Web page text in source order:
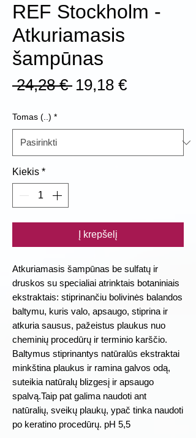
REF Stockholm -
Atkuriamasis
šampūnas
24,28 € Įprastinė
19,18 €Pardavimo
Tomas (..) *
Kiekis *
Į krepšelį
Atkuriamasis šampūnas be sulfatų ir
druskos su specialiai atrinktais botaniniais
ekstraktais: stiprinančiu bolivinės balandos
baltymu, kuris valo, apsaugo, stiprina ir
atkuria sausus, pažeistus plaukus nuo
cheminių procedūrų ir terminio karščio.
Baltymus stiprinantys natūralūs ekstraktai
minkština plaukus ir ramina galvos odą,
suteikia natūralų blizgesį ir apsaugo
spalvą.Taip pat galima naudoti ant
natūralių, sveikų plaukų, ypač tinka naudoti
po keratino procedūrų. pH 5,5